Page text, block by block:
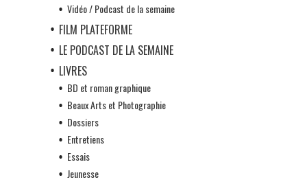
Vidéo / Podcast de la semaine
FILM PLATEFORME
LE PODCAST DE LA SEMAINE
LIVRES
BD et roman graphique
Beaux Arts et Photographie
Dossiers
Entretiens
Essais
Jeunesse